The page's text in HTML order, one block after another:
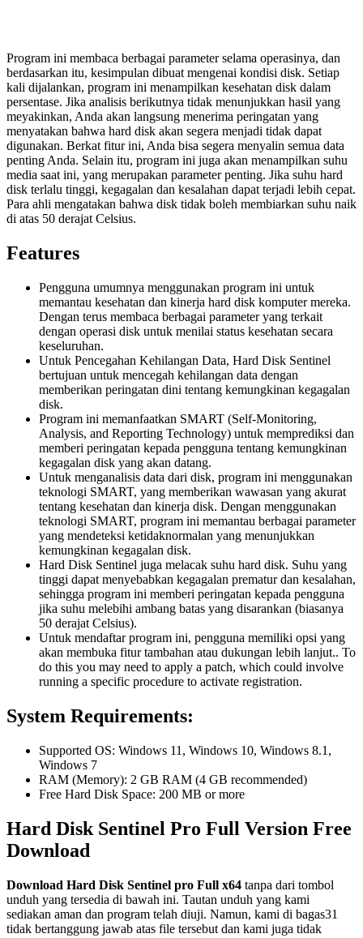
Program ini membaca berbagai parameter selama operasinya, dan
berdasarkan itu, kesimpulan dibuat mengenai kondisi disk. Setiap
kali dijalankan, program ini menampilkan kesehatan disk dalam
persentase. Jika analisis berikutnya tidak menunjukkan hasil yang
meyakinkan, Anda akan langsung menerima peringatan yang
menyatakan bahwa hard disk akan segera menjadi tidak dapat
digunakan. Berkat fitur ini, Anda bisa segera menyalin semua data
penting Anda. Selain itu, program ini juga akan menampilkan suhu
media saat ini, yang merupakan parameter penting. Jika suhu hard
disk terlalu tinggi, kegagalan dan kesalahan dapat terjadi lebih cepat.
Para ahli mengatakan bahwa disk tidak boleh membiarkan suhu naik
di atas 50 derajat Celsius.
Features
Pengguna umumnya menggunakan program ini untuk
memantau kesehatan dan kinerja hard disk komputer mereka.
Dengan terus membaca berbagai parameter yang terkait
dengan operasi disk untuk menilai status kesehatan secara
keseluruhan.
Untuk Pencegahan Kehilangan Data, Hard Disk Sentinel
bertujuan untuk mencegah kehilangan data dengan
memberikan peringatan dini tentang kemungkinan kegagalan
disk.
Program ini memanfaatkan SMART (Self-Monitoring,
Analysis, and Reporting Technology) untuk memprediksi dan
memberi peringatan kepada pengguna tentang kemungkinan
kegagalan disk yang akan datang.
Untuk menganalisis data dari disk, program ini menggunakan
teknologi SMART, yang memberikan wawasan yang akurat
tentang kesehatan dan kinerja disk. Dengan menggunakan
teknologi SMART, program ini memantau berbagai parameter
yang mendeteksi ketidaknormalan yang menunjukkan
kemungkinan kegagalan disk.
Hard Disk Sentinel juga melacak suhu hard disk. Suhu yang
tinggi dapat menyebabkan kegagalan prematur dan kesalahan,
sehingga program ini memberi peringatan kepada pengguna
jika suhu melebihi ambang batas yang disarankan (biasanya
50 derajat Celsius).
Untuk mendaftar program ini, pengguna memiliki opsi yang
akan membuka fitur tambahan atau dukungan lebih lanjut.. To
do this you may need to apply a patch, which could involve
running a specific procedure to activate registration.
System Requirements:
Supported OS: Windows 11, Windows 10, Windows 8.1,
Windows 7
RAM (Memory): 2 GB RAM (4 GB recommended)
Free Hard Disk Space: 200 MB or more
Hard Disk Sentinel Pro Full Version Free
Download
Download Hard Disk Sentinel pro Full x64 tanpa dari tombol
unduh yang tersedia di bawah ini. Tautan unduh yang kami
sediakan aman dan program telah diuji. Namun, kami di bagas31
tidak bertanggung jawab atas file tersebut dan kami juga tidak